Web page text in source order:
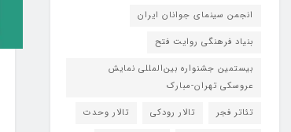
انجمن سینمای جوانان ایران
بنیاد فرهنگی روایت فتح
بیستمین جشنواره بین‌المللی نمایش
عروسکی تهران-مبارک
تئاتر فجر
تالار رودکی
تالار وحدت